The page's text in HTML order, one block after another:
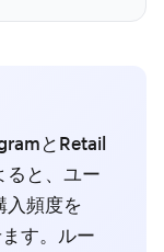
とRetail
ると、ユー
入頻度を
す。ルー